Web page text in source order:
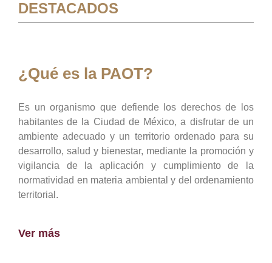
DESTACADOS
¿Qué es la PAOT?
Es un organismo que defiende los derechos de los
habitantes de la Ciudad de México, a disfrutar de un
ambiente adecuado y un territorio ordenado para su
desarrollo, salud y bienestar, mediante la promoción y
vigilancia de la aplicación y cumplimiento de la
normatividad en materia ambiental y del ordenamiento
territorial.
Ver más